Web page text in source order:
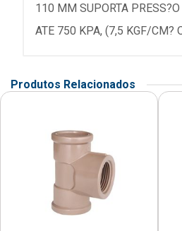
110 MM SUPORTA
ATE 750 KPA, (7,5 KGF/CM?
Produtos Relacionados